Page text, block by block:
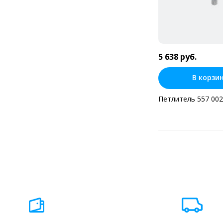
5 638 руб.
В
Петлитель 557